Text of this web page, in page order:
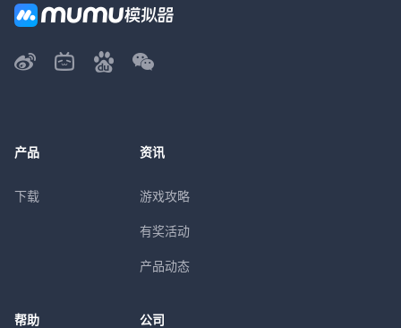
产品
下载
资讯
游戏攻略
有奖活动
产品动态
帮助 公司